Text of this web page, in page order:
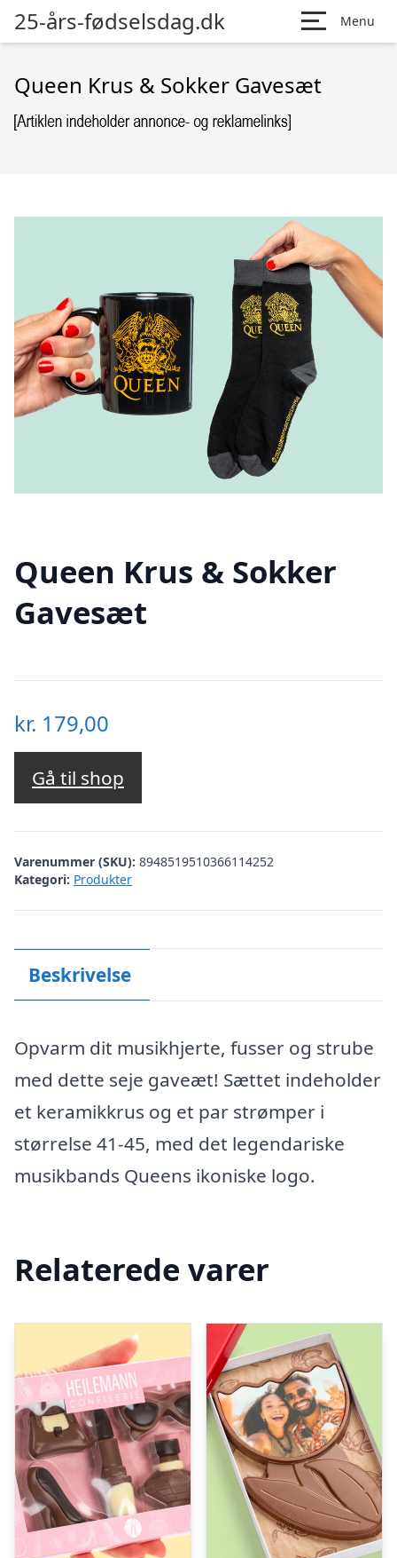
25-års-fødselsdag.dk Menu
Queen Krus & Sokker Gavesæt
Queen Krus & Sokker
Gavesæt
kr. 179,00
Gå til shop
Varenummer (SKU): 8948519510366114252
Kategori: Produkter
Beskrivelse
Opvarm dit musikhjerte, fusser og strube
med dette seje gaveæt! Sættet indeholder
et keramikkrus og et par strømper i
størrelse 41-45, med det legendariske
musikbands Queens ikoniske logo.
Relaterede varer